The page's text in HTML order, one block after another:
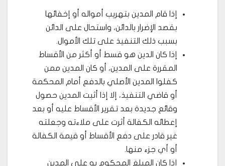
إذا قام المدين بتهريب أمواله أو إخفائها
بقصد الإضرار بالدائن، واستحال على الدائن
بسبب ذلك التنفيذ على تلك الأموال.
إذا كان الدين هو قسط أو أكثر من الأقساط
المقررة على المدين، أو كان المدين ممن
كفلوا المدين الأصلي بالدفع أمام المحكمة
أو قاضي التنفيذ، إلا إذا أثبت المدين حصول
وقائع جديدة بعد تقرير الأقساط عليه أو بعد
إعطائه الكفالة أثرت على ملاءته وجعلته
غير قادر على دفع الأقساط أو قيمة الكفالة
أو أي جزء منها.
إذا كان المبلغ المحكوم به على المدين